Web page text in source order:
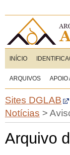
INÍCIO
ARQUIVOS APOIO
Sites DGLAB
Notícias >
Arquivo